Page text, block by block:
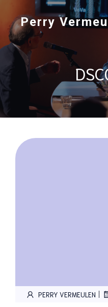
Perry
PERRY VERMEULEN |